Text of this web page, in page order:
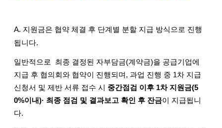
A. 지원금은 협약 체결 후 단계별 분할 지급 방식으로 진행
됩니다.
일반적으로 최종 결정된 자부담금(계약금)을 공급기업에
지급 후 협의회와 협약이 진행되며, 과업 진행 중 1차 지급
신청서 및 제반 서류 접수 시
중간점검 이후 1차 지원금(5
0%이내)· 최종 점검 및 결과보고 확인 후 잔금이 지급됩니
다.